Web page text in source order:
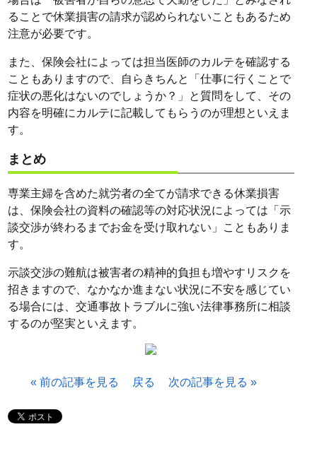
ることで休業損害の請求が認められないこともあるため
注意が必要です。
また、保険会社によっては担当医師のカルテを確認する
こともありますので、自らきちんと「仕事に行くことで
症状の悪化はないのでしょうか？」と質問をして、その
内容を明確にカルテに記載してもらうのが理想といえま
す。
まとめ
専業主婦を含めた就労者の全てが請求できる休業損害
は、保険会社の資料の確認等の対応状況によっては「示
談交渉が終わるまでお金を受け取れない」こともありま
す。
示談交渉の難航は被害者の精神的負担も増やすリスクを
招きますので、なかなか進まない状況に不安を感じてい
る場合には、交通事故トラブルに強い法律事務所に相談
するのが堅実といえます。
« 前の記事を見る 戻る 次の記事を見る »